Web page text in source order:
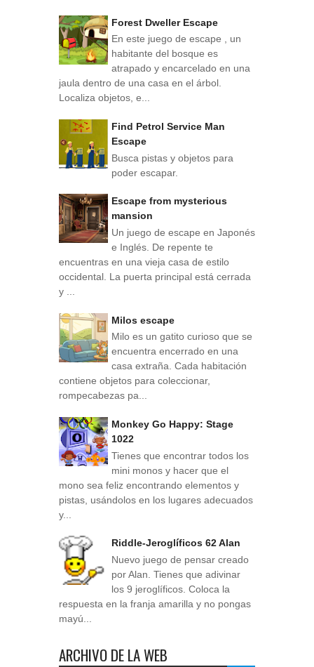
Forest Dweller Escape
En este juego de escape , un
habitante del bosque es
atrapado y encarcelado en una
jaula dentro de una casa en el árbol.
Localiza objetos, e...
Find Petrol Service Man
Escape
Busca pistas y objetos para
poder escapar.
Escape from mysterious
mansion
Un juego de escape en Japonés
e Inglés. De repente te
encuentras en una vieja casa de estilo
occidental. La puerta principal está cerrada
y ...
Milos escape
Milo es un gatito curioso que se
encuentra encerrado en una
casa extraña. Cada habitación
contiene objetos para coleccionar,
rompecabezas pa...
Monkey Go Happy: Stage
1022
Tienes que encontrar todos los
mini monos y hacer que el
mono sea feliz encontrando elementos y
pistas, usándolos en los lugares adecuados
y...
Riddle-Jeroglíficos 62 Alan
Nuevo juego de pensar creado
por Alan. Tienes que adivinar
los 9 jeroglíficos. Coloca la
respuesta en la franja amarilla y no pongas
mayú...
ARCHIVO DE LA WEB